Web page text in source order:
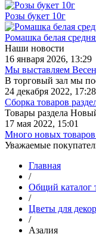
Розы букет 10г
Ромашка белая
Наши новости
16 января 2026, 13:29
Мы выставляем
В торговый зал мы
24 декабря 2022, 17:28
Сборка товаров
Товары раздела
17 мая 2022, 15:01
Много новых товаров
Уважаемые
Главная
/
Общий каталог
/
Цветы для
/
Азалия